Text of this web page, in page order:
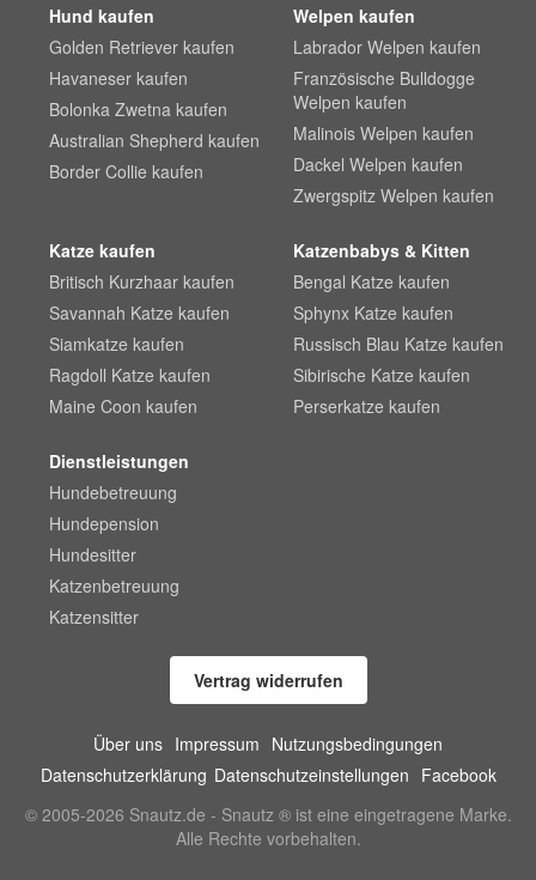
Hund kaufen
Golden Retriever kaufen
Havaneser kaufen
Bolonka Zwetna kaufen
Australian Shepherd kaufen
Border Collie kaufen
Welpen kaufen
Labrador Welpen kaufen
Französische Bulldogge
Welpen kaufen
Malinois Welpen kaufen
Dackel Welpen kaufen
Zwergspitz Welpen kaufen
Katze kaufen
Britisch Kurzhaar kaufen
Savannah Katze kaufen
Siamkatze kaufen
Ragdoll Katze kaufen
Maine Coon kaufen
Katzenbabys & Kitten
Bengal Katze kaufen
Sphynx Katze kaufen
Russisch Blau Katze kaufen
Sibirische Katze kaufen
Perserkatze kaufen
Dienstleistungen
Hundebetreuung
Hundepension
Hundesitter
Katzenbetreuung
Katzensitter
Vertrag widerrufen
Über uns Impressum Nutzungsbedingungen
Datenschutzerklärung Datenschutzeinstellungen Facebook
© 2005-2026 Snautz.de - Snautz ® ist eine eingetragene Marke.
Alle Rechte vorbehalten.